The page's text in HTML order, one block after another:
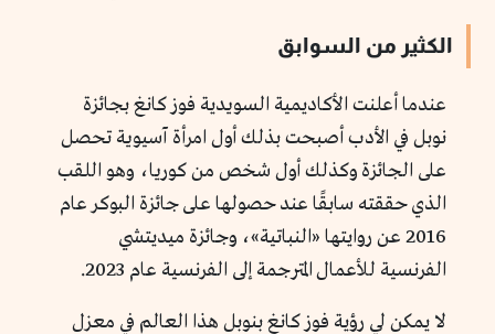
الكثير من السوابق
عندما أعلنت الأكاديمية السويدية فوز كانغ بجائزة
نوبل في الأدب أصبحت بذلك أول امرأة آسيوية تحصل
على الجائزة وكذلك أول شخص من كوريا، وهو اللقب
الذي حققته سابقًا عند حصولها على جائزة البوكر عام
2016 عن روايتها «النباتية»، وجائزة ميديتشي
الفرنسية للأعمال المترجمة إلى الفرنسية عام 2023.
لا يمكن لي رؤية فوز كانغ بنوبل هذا العالم في معزل